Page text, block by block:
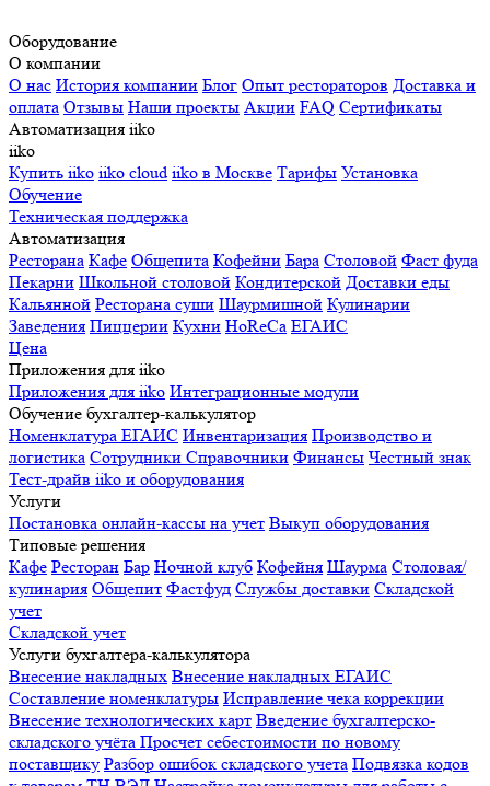
Оборудование
О компании
О нас История компании Блог Опыт рестораторов Доставка и
оплата Отзывы Наши проекты Акции FAQ Сертификаты
Автоматизация iiko
iiko
Купить iiko iiko cloud iiko в Москве Тарифы Установка
Обучение
Техническая поддержка
Автоматизация
Ресторана Кафе Общепита Кофейни Бара Столовой Фаст фуда
Пекарни Школьной столовой Кондитерской Доставки еды
Кальянной Ресторана суши Шаурмишной Кулинарии
Заведения Пиццерии Кухни HoReCa ЕГАИС
Цена
Приложения для iiko
Приложения для iiko Интеграционные модули
Обучение бухгалтер-калькулятор
Номенклатура ЕГАИС Инвентаризация Производство и
логистика Сотрудники Справочники Финансы Честный знак
Тест-драйв iiko и оборудования
Услуги
Постановка онлайн-кассы на учет Выкуп оборудования
Типовые решения
Кафе Ресторан Бар Ночной клуб Кофейня Шаурма Столовая/
кулинария Общепит Фастфуд Службы доставки Складской
учет
Складской учет
Услуги бухгалтера-калькулятора
Внесение накладных Внесение накладных ЕГАИС
Составление номенклатуры Исправление чека коррекции
Внесение технологических карт Введение бухгалтерско-
складского учёта Просчет себестоимости по новому
поставщику Разбор ошибок складского учета Подвязка кодов